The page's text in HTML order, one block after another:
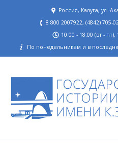
Россия, Калуга, ул.
8 800 2007922, (4842) 705-
10:00 - 18:00 (вт -
По понедельникам и в